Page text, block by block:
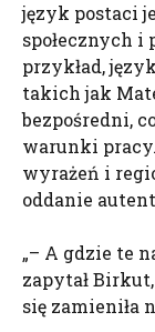
język postaci
społecznych
przykład,
takich jak
bezpośredni,
warunki
wyrażeń i
oddanie
„– A gdzie te
zapytał
się zamieniła